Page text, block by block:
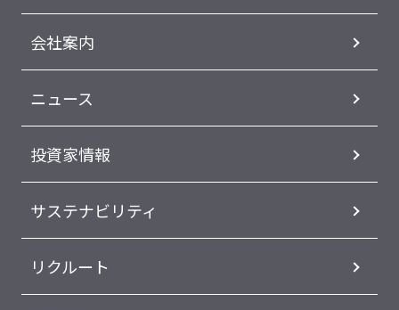
会社案内
ニュース
投資家情報
サステナビリティ
リクルート